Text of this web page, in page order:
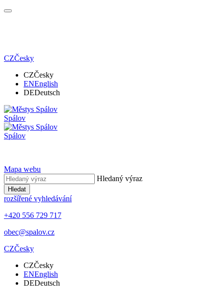
CZČesky
CZČesky
ENEnglish
DEDeutsch
Spálov
Spálov
Mapa webu
Hledaný výraz
Hledat
rozšířené vyhledávání
+420 556 729 717
obec@spalov.cz
CZČesky
CZČesky
ENEnglish
DEDeutsch